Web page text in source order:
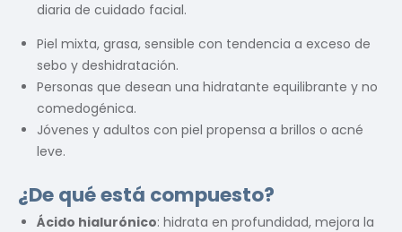
diaria de cuidado facial.
Piel mixta, grasa, sensible con tendencia a exceso de
sebo y deshidratación.
Personas que desean una hidratante equilibrante y no
comedogénica.
Jóvenes y adultos con piel propensa a brillos o acné
leve.
¿De qué está compuesto?
Ácido hialurónico: hidrata en profundidad, mejora la